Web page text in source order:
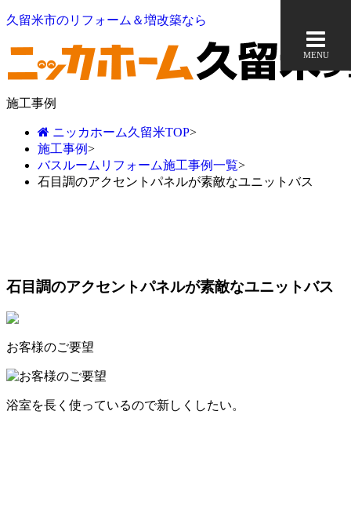
久留米市のリフォーム＆増改築なら
MENU
施工事例
ニッカホーム久留米TOP>
施工事例>
バスルームリフォーム施工事例一覧>
石目調のアクセントパネルが素敵なユニットバス
石目調のアクセントパネルが素敵なユニットバス
お客様のご要望
浴室を長く使っているので新しくしたい。